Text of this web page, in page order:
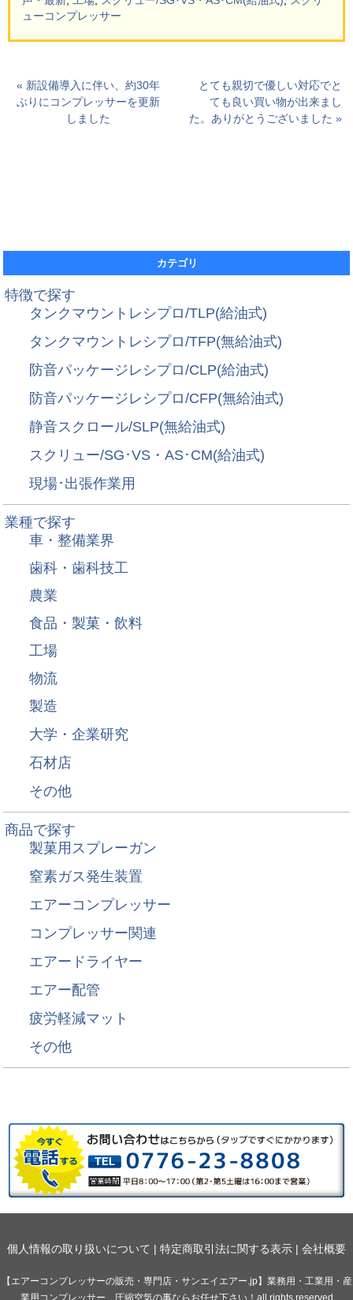
ューコンプレッサー
« 新設備導入に伴い、約30年
ぶりにコンプレッサーを更新
しました
とても親切で優しい対応でと
ても良い買い物が出来まし
た。ありがとうございました »
カテゴリ
特徴で探す
タンクマウントレシプロ/TLP(給油式)
タンクマウントレシプロ/TFP(無給油式)
防音パッケージレシプロ/CLP(給油式)
防音パッケージレシプロ/CFP(無給油式)
静音スクロール/SLP(無給油式)
スクリュー/SG･VS・AS･CM(給油式)
現場･出張作業用
業種で探す
車・整備業界
歯科・歯科技工
農業
食品・製菓・飲料
工場
物流
製造
大学・企業研究
石材店
その他
商品で探す
製菓用スプレーガン
窒素ガス発生装置
エアーコンプレッサー
コンプレッサー関連
エアードライヤー
エアー配管
疲労軽減マット
その他
個人情報の取り扱いについて | 特定商取引法に関する表示 | 会社概要
【エアーコンプレッサーの販売・専門店・サンエイエアー.jp】業務用・工業用・産
業用コンプレッサー、圧縮空気の事ならお任せ下さい！all rights reserved